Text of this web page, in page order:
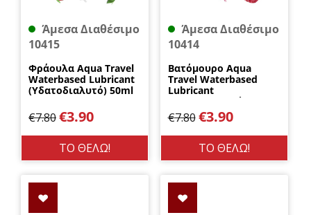
Άμεσα Διαθέσιμο
10415
Φράουλα Aqua Travel
Waterbased Lubricant
(Υδατοδιαλυτό) 50ml
€7.80€3.90
ΤΟ ΘΕΛΩ!
Άμεσα Διαθέσιμο
10414
Βατόμουρο Aqua
Travel Waterbased
Lubricant
(Υδατοδιαλυτό) 50ml
DreamLove
€7.80 €3.90
ΤΟ ΘΕΛΩ!